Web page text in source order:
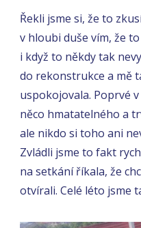
Řekli jsme si, že to
v hloubi duše vím, že
i když to někdy tak
do rekonstrukce a mě
uspokojovala. Poprvé
něco hmatatelného a
ale nikdo si toho ani
Zvládli jsme to fakt
na setkání říkala, že
otvírali. Celé léto jsme